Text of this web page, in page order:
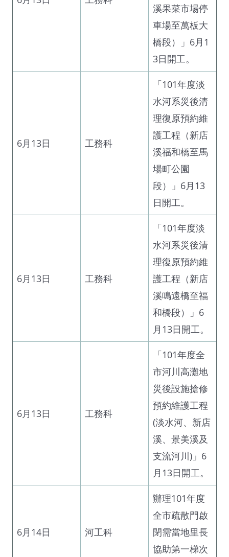
溪果菜市場停
車場至萬板大
橋段）」6月1
3日開工。
6月13日 工務科
「101年度淡
水河系災後清
理復原預約維
護工程（新店
溪福和橋至馬
場町公園
段）」6月13
日開工。
6月13日 工務科
「101年度淡
水河系災後清
理復原預約維
護工程（新店
溪鳴遠橋至福
和橋段）」6
月13日開工。
6月13日 工務科
「101年度全
市河川高灘地
災後設施搶修
預約維護工程
(淡水河、新店
溪、景美溪及
支流河川)」6
月13日開工。
6月14日 河工科
辦理101年度
全市疏散門啟
閉需當地里長
協助第一梯次